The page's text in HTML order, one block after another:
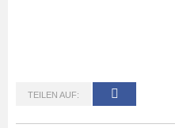
TEILEN AUF: